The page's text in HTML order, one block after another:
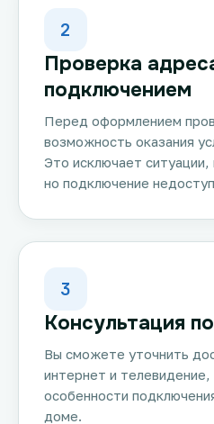
2
Проверка
подключением
Перед оформлением
возможность оказания
Это исключает ситуации,
но подключение
3
Консультация
Вы сможете уточнить
интернет и
особенности
доме.